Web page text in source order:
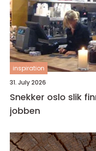
inspiration
31. July 2026
Snekker oslo slik finner du riktig fagperson til
jobben